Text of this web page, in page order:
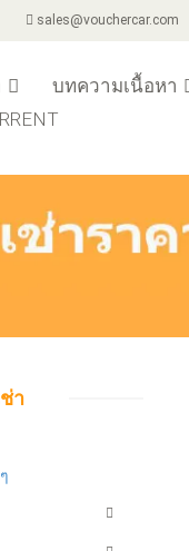
sales@vouchercar.com
บทความเนื้อหา
า